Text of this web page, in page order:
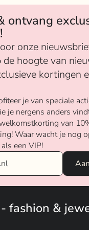
ontvang
onze
de hoogte van
kortingen
je van speciale
je nergens anders
van
Waar wacht je nog
een VIP!
fashion &